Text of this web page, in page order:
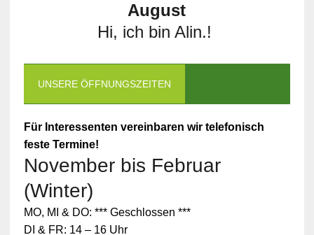
August
Hi, ich bin Alin.!
UNSERE ÖFFNUNGSZEITEN
Für Interessenten vereinbaren wir telefonisch
feste Termine!
November bis Februar
(Winter)
MO, MI & DO: *** Geschlossen ***
DI & FR: 14 – 16 Uhr